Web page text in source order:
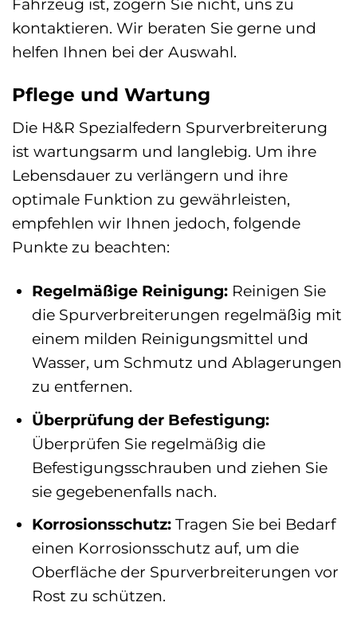
Fahrzeug ist, zögern Sie nicht, uns zu
kontaktieren. Wir beraten Sie gerne und
helfen Ihnen bei der Auswahl.
Pflege und Wartung
Die H&R Spezialfedern Spurverbreiterung
ist wartungsarm und langlebig. Um ihre
Lebensdauer zu verlängern und ihre
optimale Funktion zu gewährleisten,
empfehlen wir Ihnen jedoch, folgende
Punkte zu beachten:
Regelmäßige Reinigung:Reinigen Sie
die Spurverbreiterungen regelmäßig mit
einem milden Reinigungsmittel und
Wasser, um Schmutz und Ablagerungen
zu entfernen.
Überprüfung der Befestigung:
Überprüfen Sie regelmäßig die
Befestigungsschrauben und ziehen Sie
sie gegebenenfalls nach.
Korrosionsschutz:Tragen Sie bei Bedarf
einen Korrosionsschutz auf, um die
Oberfläche der Spurverbreiterungen vor
Rost zu schützen.